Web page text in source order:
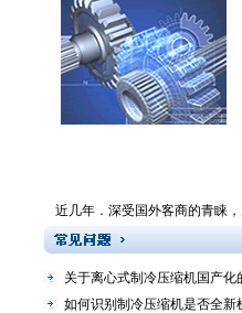
近几年．深受国外客商的青睐
关于离心式制冷压缩机国产化
如何识别制冷压缩机是否全新